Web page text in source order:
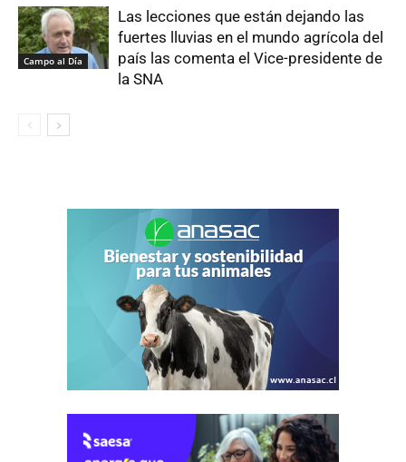
Campo al Día
Las lecciones que están dejando las
fuertes lluvias en el mundo agrícola del
país las comenta el Vice-presidente de
la SNA